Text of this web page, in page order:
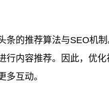
条的推荐算法与SEO机
行内容推荐。因此，优
多互动。